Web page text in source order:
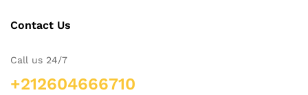
Contact Us
Call us 24/7
+212604666710